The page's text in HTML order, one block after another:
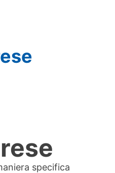
specifica